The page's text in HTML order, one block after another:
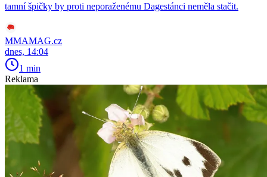
tamní špičky by proti neporaženému Dagestánci neměla stačit.
MMAMAG.cz
dnes, 14:04
1 min
Reklama